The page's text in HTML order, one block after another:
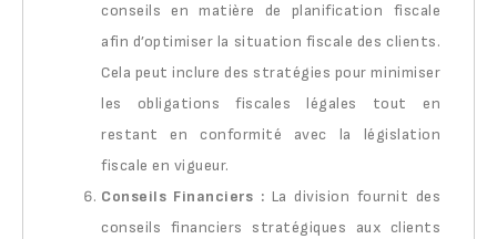
conseils en matière de planification fiscale
afin d’optimiser la situation fiscale des clients.
Cela peut inclure des stratégies pour minimiser
les obligations fiscales légales tout en
restant en conformité avec la législation
fiscale en vigueur.
Conseils Financiers : La division fournit des
conseils financiers stratégiques aux clients